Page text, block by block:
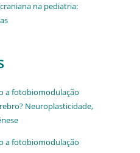
na pediatria:
a fotobiomodulação
Neuroplasticidade,
a fotobiomodulação